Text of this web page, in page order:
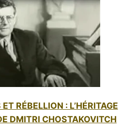
RÉBELLION : L’HÉRITAGE
DMITRI CHOSTAKOVITCH